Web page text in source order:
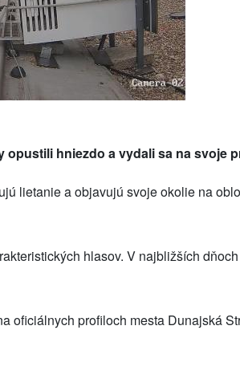
hniezdo a vydali sa na svoje
lietanie a objavujú svoje okolie na
hlasov. V najbližších
oficiálnych profiloch mesta Dunajská